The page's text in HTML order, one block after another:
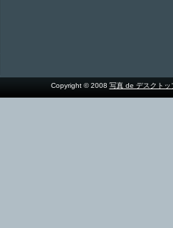
Copyright © 2008 写真 de デスクトッ